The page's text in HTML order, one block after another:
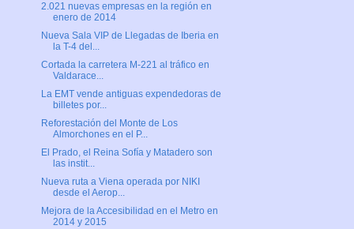
2.021 nuevas empresas en la región en
enero de 2014
Nueva Sala VIP de Llegadas de Iberia en
la T-4 del...
Cortada la carretera M-221 al tráfico en
Valdarace...
La EMT vende antiguas expendedoras de
billetes por...
Reforestación del Monte de Los
Almorchones en el P...
El Prado, el Reina Sofía y Matadero son
las instit...
Nueva ruta a Viena operada por NIKI
desde el Aerop...
Mejora de la Accesibilidad en el Metro en
2014 y 2015